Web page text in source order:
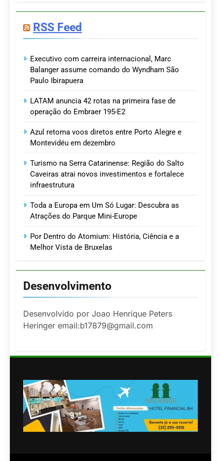
RSS Feed
Executivo com carreira internacional, Marc
Balanger assume comando do Wyndham São
Paulo Ibirapuera
LATAM anuncia 42 rotas na primeira fase de
operação do Embraer 195-E2
Azul retoma voos diretos entre Porto Alegre e
Montevidéu em dezembro
Turismo na Serra Catarinense: Região do Salto
Caveiras atrai novos investimentos e fortalece
infraestrutura
Toda a Europa em Um Só Lugar: Descubra as
Atrações do Parque Mini-Europe
Por Dentro do Atomium: História, Ciência e a
Melhor Vista de Bruxelas
Desenvolvimento
Desenvolvido por Joao Henrique Peters
Heringer email:b17879@gmail.com